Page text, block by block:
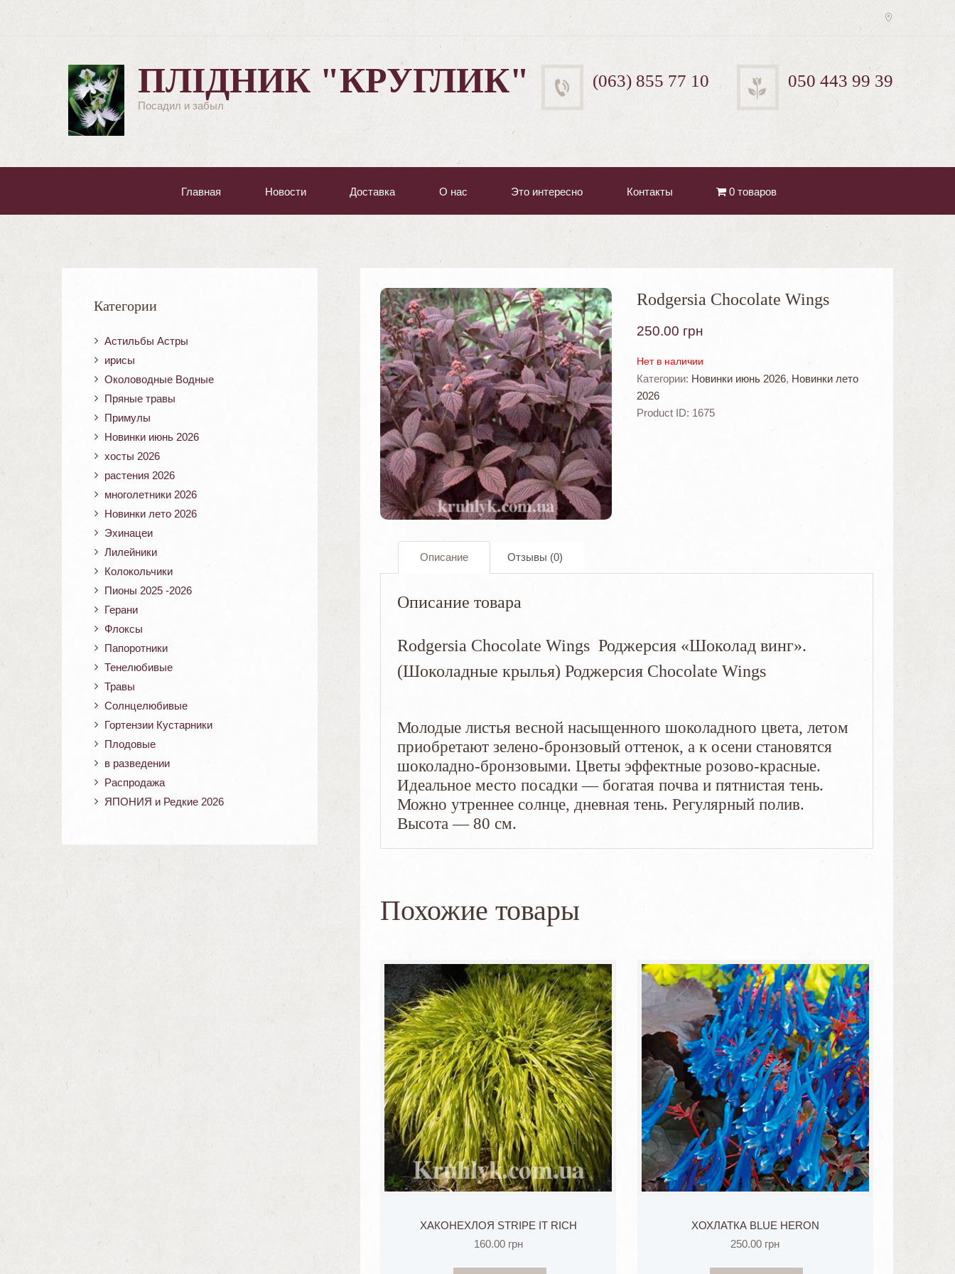
ПЛІДНИК "КРУГЛИК"
Посадил и забыл
(063) 855 77 10 050 443 99 39
Главная Новости Доставка О нас Это интересно Контакты 0 товаров
Rodgersia Chocolate Wings
250.00 грн
Нет в наличии
Категории: Новинки июнь 2026, Новинки лето
2026
Product ID: 1675
Описание Отзывы (0)
Описание товара
Rodgersia Chocolate Wings Роджерсия «Шоколад винг».
(Шоколадные крылья) Роджерсия Chocolate Wings
Молодые листья весной насыщенного шоколадного цвета, летом
приобретают зелено-бронзовый оттенок, а к осени становятся
шоколадно-бронзовыми. Цветы эффектные розово-красные.
Идеальное место посадки — богатая почва и пятнистая тень.
Можно утреннее солнце, дневная тень. Регулярный полив.
Высота — 80 см.
Похожие товары
ХАКОНЕХЛОЯ STRIPE IT RICH
160.00 грн
ХОХЛАТКА BLUE HERON
250.00 грн
Категории
Астильбы Астры
ирисы
Околоводные Водные
Пряные травы
Примулы
Новинки июнь 2026
хосты 2026
растения 2026
многолетники 2026
Новинки лето 2026
Эхинацеи
Лилейники
Колокольчики
Пионы 2025 -2026
Герани
Флоксы
Папоротники
Тенелюбивые
Травы
Солнцелюбивые
Гортензии Кустарники
Плодовые
в разведении
Распродажа
ЯПОНИЯ и Редкие 2026